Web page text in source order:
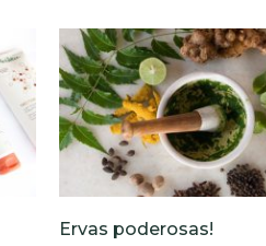
Ervas poderosas!